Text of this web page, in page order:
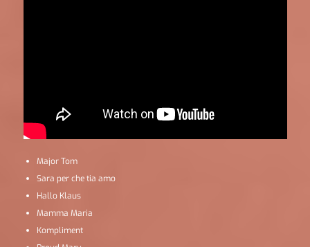
Major Tom
Sara per che tia amo
Hallo Klaus
Mamma Maria
Kompliment